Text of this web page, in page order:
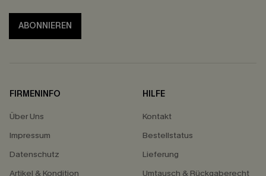
ABONNIEREN
FIRMENINFO
Über Uns
Impressum
Datenschutz
Artikel & Kondition
HILFE
Kontakt
Bestellstatus
Lieferung
Umtausch & Rückgaberecht